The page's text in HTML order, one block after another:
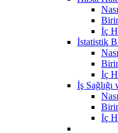
İç
İstatistik
İç
İş
İç